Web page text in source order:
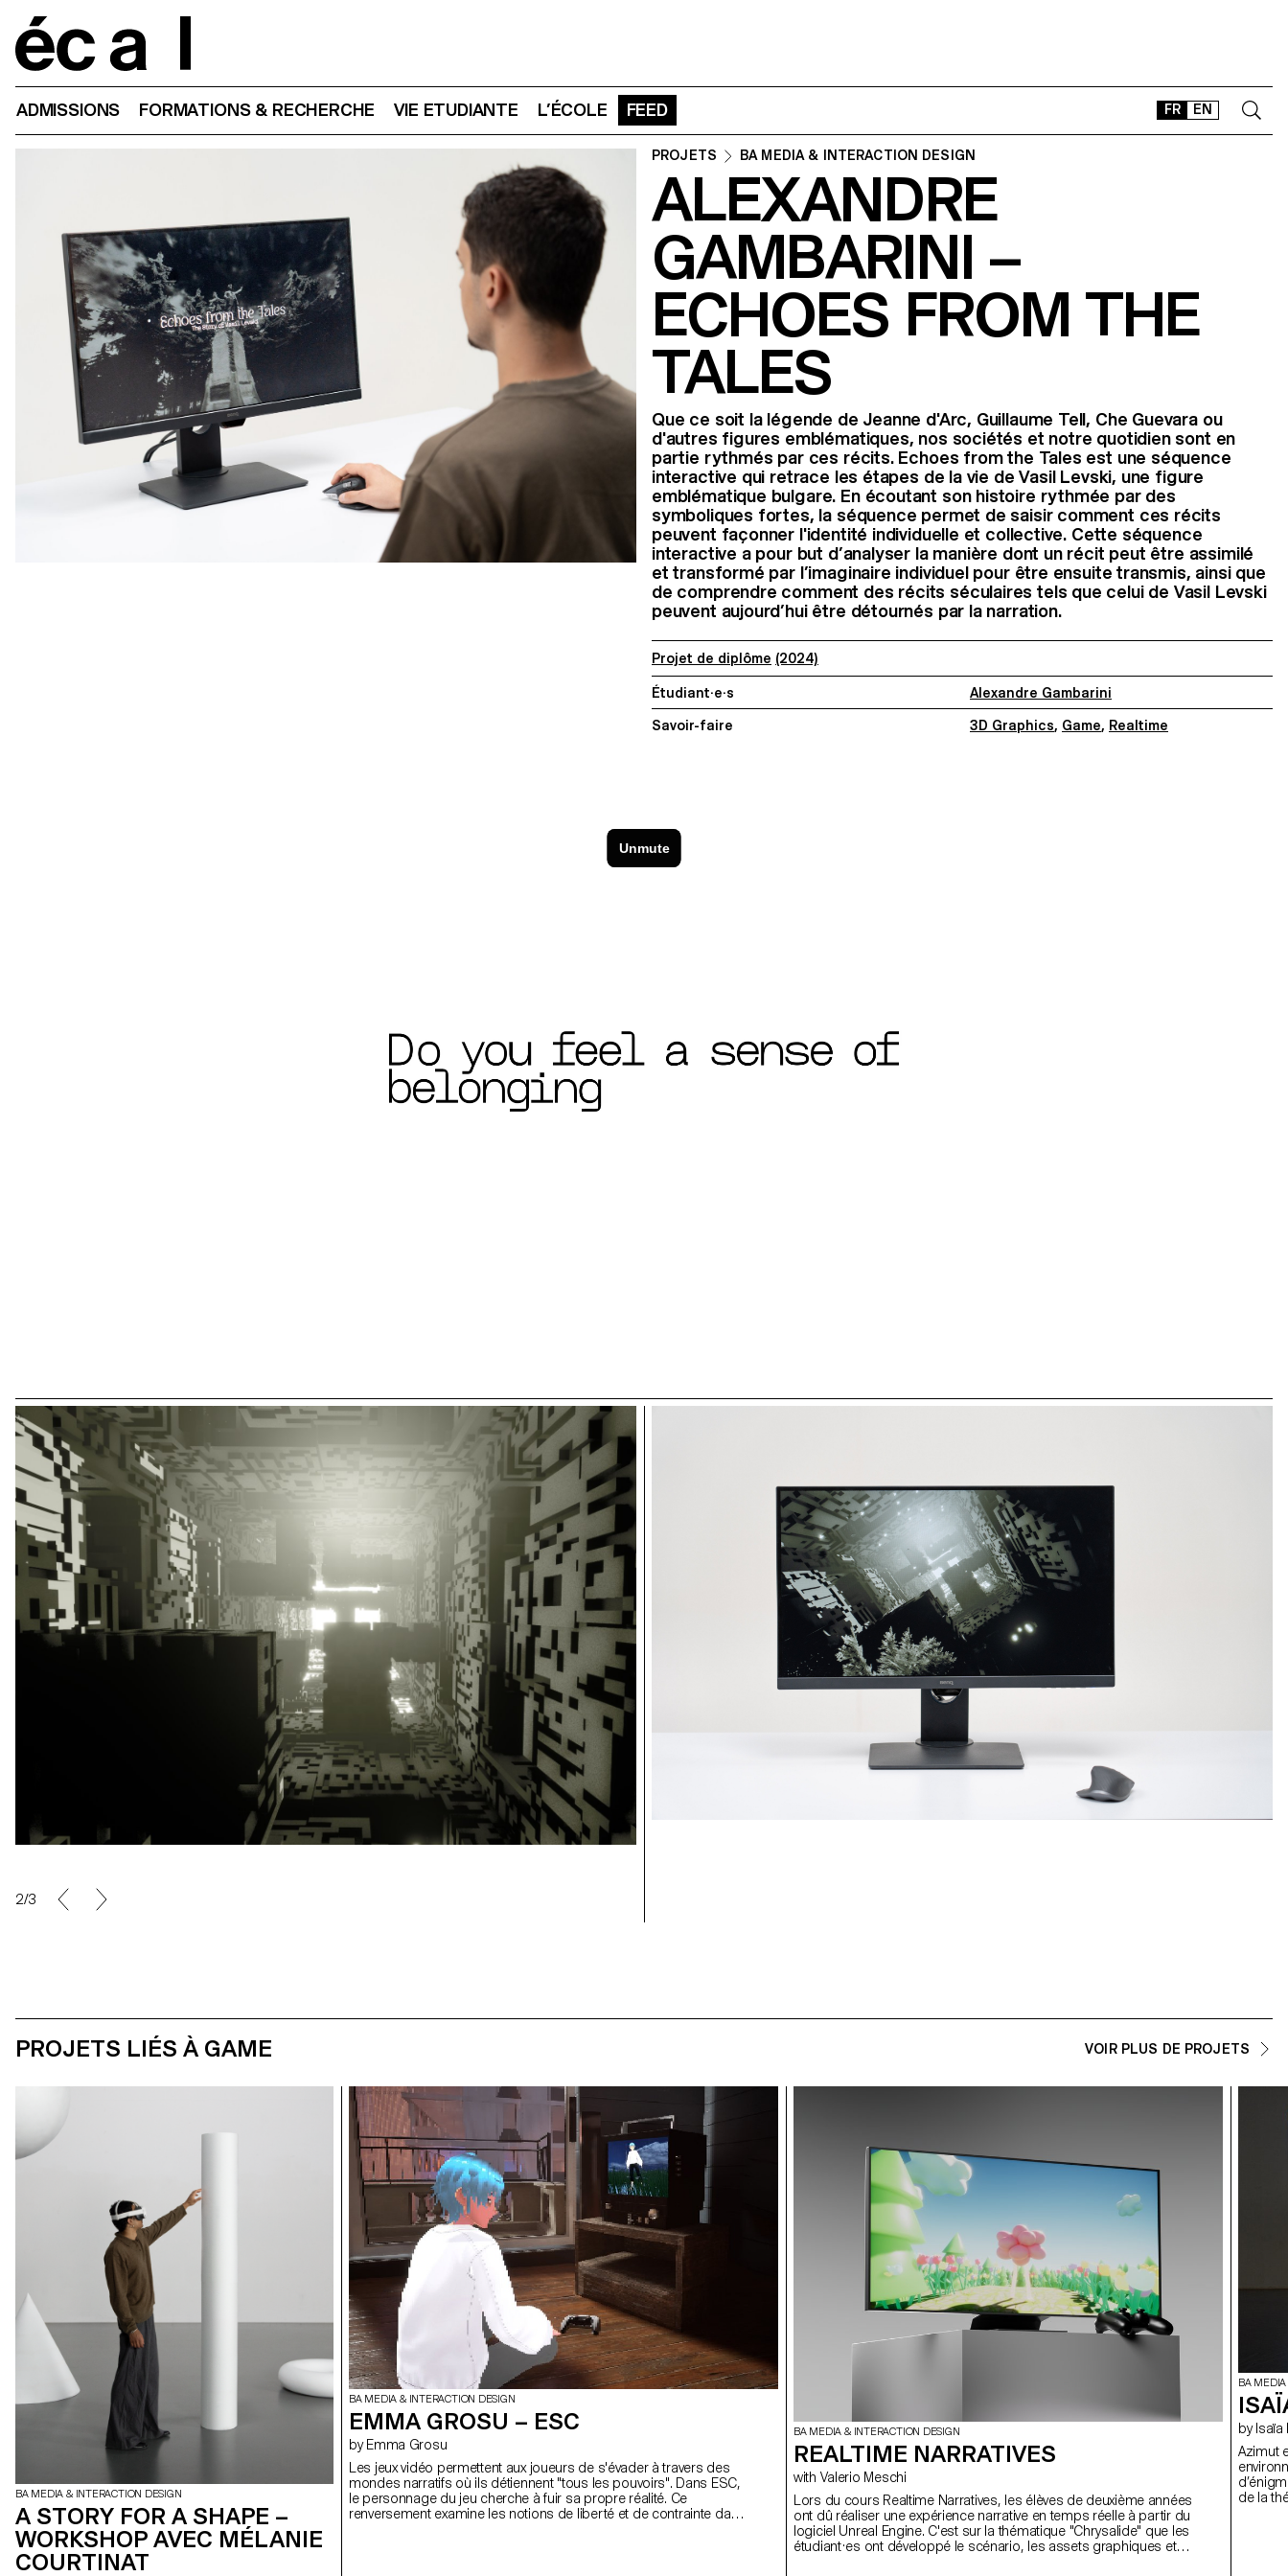
FR EN
ADMISSIONS FORMATIONS & RECHERCHE VIE ETUDIANTE L’ÉCOLE FEED
Instagram
Facebook
LinkedIn
PROJETS BA MEDIA & INTERACTION DESIGN
ALEXANDRE
GAMBARINI –
ECHOES FROM THE
TALES
Que ce soit la légende de Jeanne d'Arc, Guillaume Tell, Che Guevara ou
d'autres figures emblématiques, nos sociétés et notre quotidien sont en
partie rythmés par ces récits. Echoes from the Tales est une séquence
interactive qui retrace les étapes de la vie de Vasil Levski, une figure
emblématique bulgare. En écoutant son histoire rythmée par des
symboliques fortes, la séquence permet de saisir comment ces récits
peuvent façonner l'identité individuelle et collective. Cette séquence
interactive a pour but d’analyser la manière dont un récit peut être assimilé
et transformé par l’imaginaire individuel pour être ensuite transmis, ainsi que
de comprendre comment des récits séculaires tels que celui de Vasil Levski
peuvent aujourd’hui être détournés par la narration.
Projet de diplôme (2024)
Étudiant·e·s Alexandre Gambarini
Savoir-faire 3D Graphics, Game, Realtime
2/3
PROJETS LIÉS À GAME VOIR PLUS DE PROJETS
BA MEDIA & INTERACTION DESIGN
A STORY FOR A SHAPE –
WORKSHOP AVEC MÉLANIE
COURTINAT
BA MEDIA & INTERACTION DESIGN
EMMA GROSU – ESC
by Emma Grosu
Les jeux vidéo permettent aux joueurs de s'évader à travers des
mondes narratifs où ils détiennent "tous les pouvoirs". Dans ESC,
le personnage du jeu cherche à fuir sa propre réalité. Ce
renversement examine les notions de liberté et de contrainte dans
BA MEDIA & INTERACTION DESIGN
REALTIME NARRATIVES
with Valerio Meschi
Lors du cours Realtime Narratives, les élèves de deuxième années
ont dû réaliser une expérience narrative en temps réelle à partir du
logiciel Unreal Engine. C'est sur la thématique "Chrysalide" que les
étudiant·es ont développé le scénario, les assets graphiques et
BA
by
Azimut
de la